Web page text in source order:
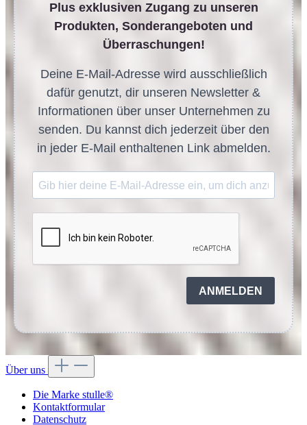
Plus exklusiven Zugang zu unseren
Produkten, Sonderangeboten und
Überraschungen!
Deine E-Mail-Adresse wird ausschließlich
dafür genutzt, dir unseren Newsletter &
Informationen über unser Unternehmen zu
senden. Du kannst dich jederzeit über den
in jeder E-Mail enthaltenen Link abmelden.
ANMELDEN
Über uns
Die Marke stulle®
Kontaktformular
Datenschutz